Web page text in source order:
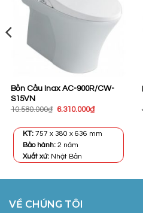
Bồn Cầu Inax AC-900R/CW-
S15VN
10.580.000₫ Giá
10.580.000₫.
6.310.000₫Giá
là:
KT: 757 x 380 x 636 mm
Bảo hành:2 năm
Xuất xứ: Nhật Bản
VỀ CHÚNG TÔI